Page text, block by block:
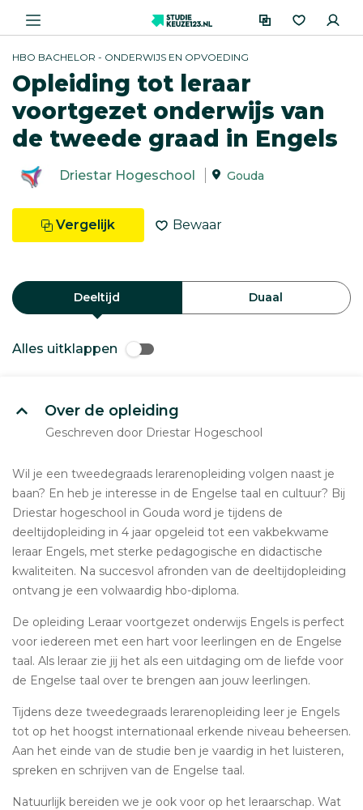
HBO BACHELOR - ONDERWIJS EN OPVOEDING
Opleiding tot leraar
voortgezet onderwijs van
de tweede graad in Engels
Driestar Hogeschool Gouda
Vergelijk Bewaar
Deeltijd Duaal
Alles uitklappen
Over de opleiding
Geschreven door Driestar Hogeschool
Wil je een tweedegraads lerarenopleiding volgen naast je
baan? En heb je interesse in de Engelse taal en cultuur? Bij
Driestar hogeschool in Gouda word je tijdens de
deeltijdopleiding in 4 jaar opgeleid tot een vakbekwame
leraar Engels, met sterke pedagogische en didactische
kwaliteiten. Na succesvol afronden van de deeltijdopleiding
ontvang je een volwaardig hbo-diploma.
De opleiding Leraar voortgezet onderwijs Engels is perfect
voor iedereen met een hart voor leerlingen en de Engelse
taal. Als leraar zie jij het als een uitdaging om de liefde voor
de Engelse taal over te brengen aan jouw leerlingen.
Tijdens deze tweedegraads lerarenopleiding leer je Engels
tot op het hoogst internationaal erkende niveau beheersen.
Aan het einde van de studie ben je vaardig in het luisteren,
spreken en schrijven van de Engelse taal.
Natuurlijk bereiden we je ook voor op het leraarschap. Wat